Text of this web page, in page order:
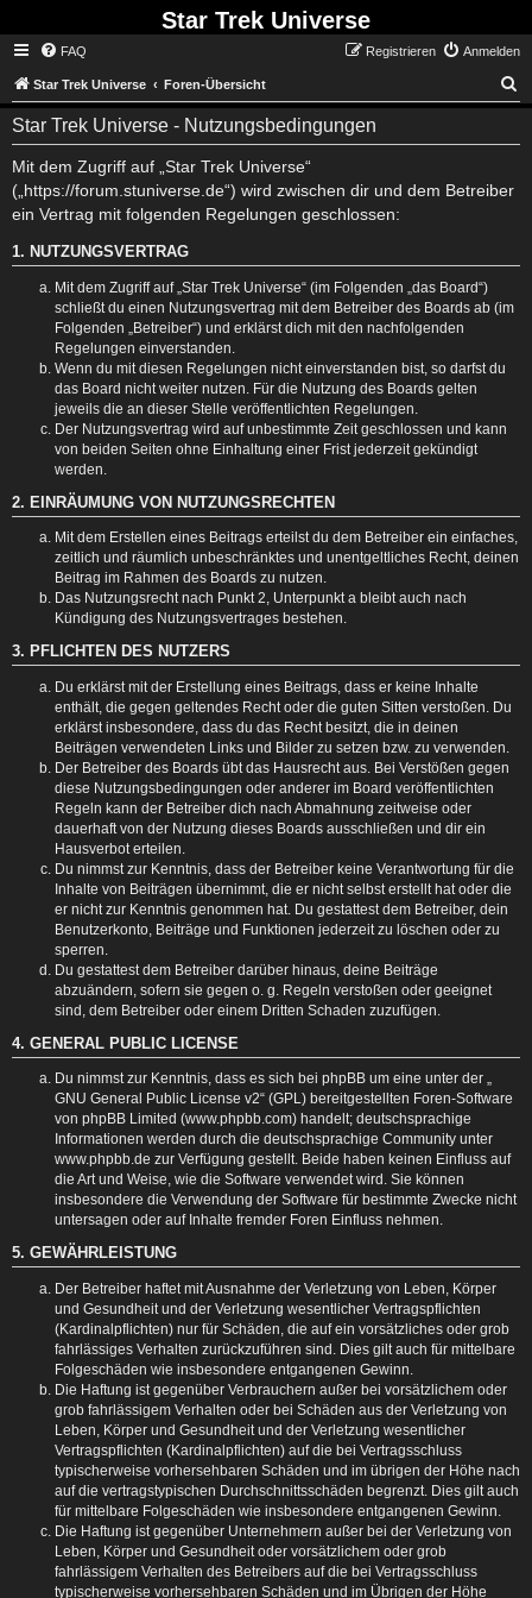
Star Trek Universe
FAQ Anmelden
Registrieren
Star Trek Universe Foren-Übersicht
Star Trek Universe - Nutzungsbedingungen
Mit dem Zugriff auf „Star Trek Universe“
(„https://forum.stuniverse.de“) wird zwischen dir und dem Betreiber
ein Vertrag mit folgenden Regelungen geschlossen:
1. NUTZUNGSVERTRAG
Mit dem Zugriff auf „Star Trek Universe“ (im Folgenden „das Board“)
schließt du einen Nutzungsvertrag mit dem Betreiber des Boards ab (im
Folgenden „Betreiber“) und erklärst dich mit den nachfolgenden
Regelungen einverstanden.
Wenn du mit diesen Regelungen nicht einverstanden bist, so darfst du
das Board nicht weiter nutzen. Für die Nutzung des Boards gelten
jeweils die an dieser Stelle veröffentlichten Regelungen.
Der Nutzungsvertrag wird auf unbestimmte Zeit geschlossen und kann
von beiden Seiten ohne Einhaltung einer Frist jederzeit gekündigt
werden.
2. EINRÄUMUNG VON NUTZUNGSRECHTEN
Mit dem Erstellen eines Beitrags erteilst du dem Betreiber ein einfaches,
zeitlich und räumlich unbeschränktes und unentgeltliches Recht, deinen
Beitrag im Rahmen des Boards zu nutzen.
Das Nutzungsrecht nach Punkt 2, Unterpunkt a bleibt auch nach
Kündigung des Nutzungsvertrages bestehen.
3. PFLICHTEN DES NUTZERS
Du erklärst mit der Erstellung eines Beitrags, dass er keine Inhalte
enthält, die gegen geltendes Recht oder die guten Sitten verstoßen. Du
erklärst insbesondere, dass du das Recht besitzt, die in deinen
Beiträgen verwendeten Links und Bilder zu setzen bzw. zu verwenden.
Der Betreiber des Boards übt das Hausrecht aus. Bei Verstößen gegen
diese Nutzungsbedingungen oder anderer im Board veröffentlichten
Regeln kann der Betreiber dich nach Abmahnung zeitweise oder
dauerhaft von der Nutzung dieses Boards ausschließen und dir ein
Hausverbot erteilen.
Du nimmst zur Kenntnis, dass der Betreiber keine Verantwortung für die
Inhalte von Beiträgen übernimmt, die er nicht selbst erstellt hat oder die
er nicht zur Kenntnis genommen hat. Du gestattest dem Betreiber, dein
Benutzerkonto, Beiträge und Funktionen jederzeit zu löschen oder zu
sperren.
Du gestattest dem Betreiber darüber hinaus, deine Beiträge
abzuändern, sofern sie gegen o. g. Regeln verstoßen oder geeignet
sind, dem Betreiber oder einem Dritten Schaden zuzufügen.
4. GENERAL PUBLIC LICENSE
Du nimmst zur Kenntnis, dass es sich bei phpBB um eine unter der „
GNU General Public License v2“ (GPL) bereitgestellten Foren-Software
von phpBB Limited (www.phpbb.com) handelt; deutschsprachige
Informationen werden durch die deutschsprachige Community unter
www.phpbb.de zur Verfügung gestellt. Beide haben keinen Einfluss auf
die Art und Weise, wie die Software verwendet wird. Sie können
insbesondere die Verwendung der Software für bestimmte Zwecke nicht
untersagen oder auf Inhalte fremder Foren Einfluss nehmen.
5. GEWÄHRLEISTUNG
Der Betreiber haftet mit Ausnahme der Verletzung von Leben, Körper
und Gesundheit und der Verletzung wesentlicher Vertragspflichten
(Kardinalpflichten) nur für Schäden, die auf ein vorsätzliches oder grob
fahrlässiges Verhalten zurückzuführen sind. Dies gilt auch für mittelbare
Folgeschäden wie insbesondere entgangenen Gewinn.
Die Haftung ist gegenüber Verbrauchern außer bei vorsätzlichem oder
grob fahrlässigem Verhalten oder bei Schäden aus der Verletzung von
Leben, Körper und Gesundheit und der Verletzung wesentlicher
Vertragspflichten (Kardinalpflichten) auf die bei Vertragsschluss
typischerweise vorhersehbaren Schäden und im übrigen der Höhe nach
auf die vertragstypischen Durchschnittsschäden begrenzt. Dies gilt auch
für mittelbare Folgeschäden wie insbesondere entgangenen Gewinn.
Die Haftung ist gegenüber Unternehmern außer bei der Verletzung von
Leben, Körper und Gesundheit oder vorsätzlichem oder grob
fahrlässigem Verhalten des Betreibers auf die bei Vertragsschluss
typischerweise vorhersehbaren Schäden und im Übrigen der Höhe